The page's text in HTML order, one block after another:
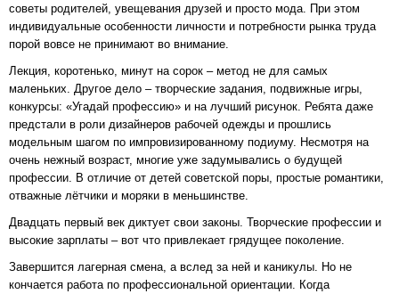
советы родителей, увещевания друзей и просто мода. При этом
индивидуальные особенности личности и потребности рынка труда
порой вовсе не принимают во внимание.
Лекция, коротенько, минут на сорок – метод не для самых
маленьких. Другое дело – творческие задания, подвижные игры,
конкурсы: «Угадай профессию» и на лучший рисунок. Ребята даже
предстали в роли дизайнеров рабочей одежды и прошлись
модельным шагом по импровизированному подиуму. Несмотря на
очень нежный возраст, многие уже задумывались о будущей
профессии. В отличие от детей советской поры, простые романтики,
отважные лётчики и моряки в меньшинстве.
Двадцать первый век диктует свои законы. Творческие профессии и
высокие зарплаты – вот что привлекает грядущее поколение.
Завершится лагерная смена, а вслед за ней и каникулы. Но не
кончается работа по профессиональной ориентации. Когда